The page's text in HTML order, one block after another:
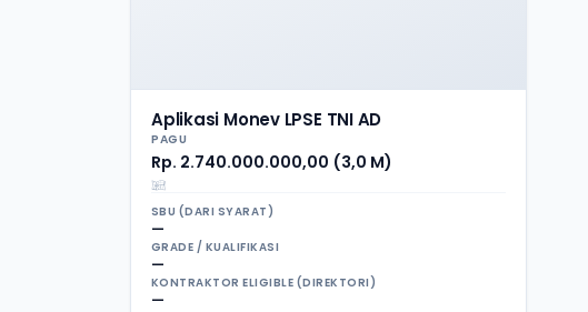
Aplikasi Monev LPSE TNI AD
PAGU
Rp. 2.740.000.000,00 (3,0 M)
SBU (DARI SYARAT)
—
GRADE / KUALIFIKASI
—
KONTRAKTOR ELIGIBLE (DIREKTORI)
—